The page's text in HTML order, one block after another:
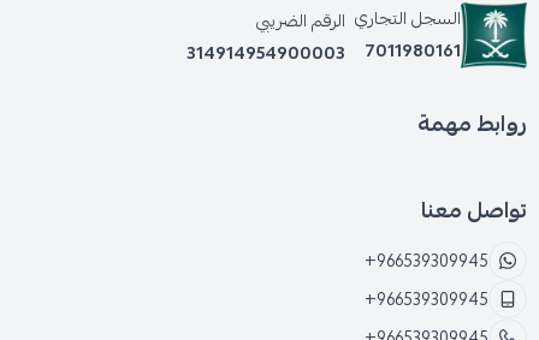
السجل التجاري
7011980161
الرقم الضريبي
314914954900003
روابط مهمة
تواصل معنا
+966539309945
+966539309945